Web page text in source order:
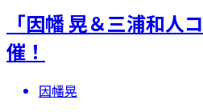
「因幡 晃＆三浦和人
催！
因幡晃